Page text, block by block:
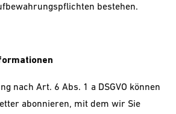
bestehen.
nach Art. 6 Abs. 1 a DSGVO können
abonnieren, mit dem wir Sie